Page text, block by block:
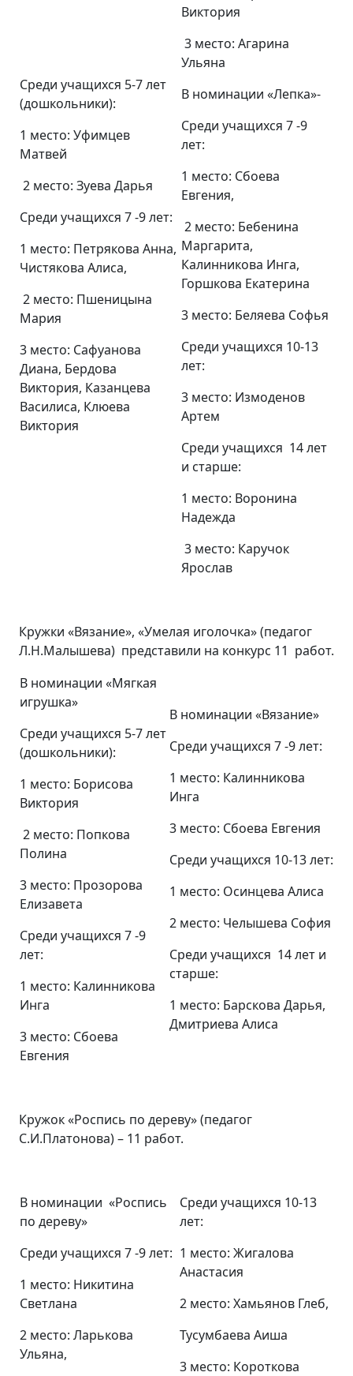
Среди учащихся 5-7 лет
(дошкольники):
1 место: Уфимцев
Матвей
2 место: Зуева Дарья
Среди учащихся 7 -9 лет:
1 место: Петрякова Анна,
Чистякова Алиса,
2 место: Пшеницына
Мария
3 место: Сафуанова
Диана, Бердова
Виктория, Казанцева
Василиса, Клюева
Виктория
Виктория
3 место: Агарина
Ульяна
В номинации «Лепка»-
Среди учащихся 7 -9
лет:
1 место: Сбоева
Евгения,
2 место: Бебенина
Маргарита,
Калинникова Инга,
Горшкова Екатерина
3 место: Беляева Софья
Среди учащихся 10-13
лет:
3 место: Измоденов
Артем
Среди учащихся 14 лет
и старше:
1 место: Воронина
Надежда
3 место: Каручок
Ярослав
Кружки «Вязание», «Умелая иголочка» (педагог
Л.Н.Малышева) представили на конкурс 11 работ.
В номинации «Мягкая
игрушка»
Среди учащихся 5-7 лет
(дошкольники):
1 место: Борисова
Виктория
2 место: Попкова
Полина
3 место: Прозорова
Елизавета
Среди учащихся 7 -9
лет:
1 место: Калинникова
Инга
3 место: Сбоева
Евгения
В номинации «Вязание»
Среди учащихся 7 -9 лет:
1 место: Калинникова
Инга
3 место: Сбоева Евгения
Среди учащихся 10-13 лет:
1 место: Осинцева Алиса
2 место: Челышева София
Среди учащихся 14 лет и
старше:
1 место: Барскова Дарья,
Дмитриева Алиса
Кружок «Роспись по дереву» (педагог
С.И.Платонова) – 11 работ.
В номинации «Роспись
по дереву»
Среди учащихся 7 -9 лет:
1 место: Никитина
Светлана
2 место: Ларькова
Ульяна,
Среди учащихся 10-13
лет:
1 место: Жигалова
Анастасия
2 место: Хамьянов Глеб,
Тусумбаева Аиша
3 место: Короткова